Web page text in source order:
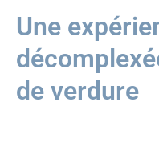
Une
de verdure